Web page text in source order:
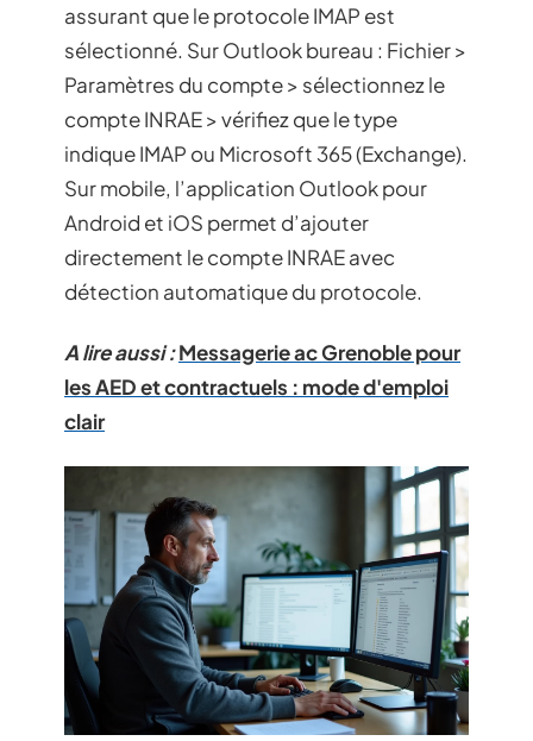
assurant que le protocole IMAP est
sélectionné. Sur Outlook bureau : Fichier >
Paramètres du compte > sélectionnez le
compte INRAE > vérifiez que le type
indique IMAP ou Microsoft 365 (Exchange).
Sur mobile, l’application Outlook pour
Android et iOS permet d’ajouter
directement le compte INRAE avec
détection automatique du protocole.
A lire aussi :Messagerie ac Grenoble pour
les AED et contractuels : mode d'emploi
clair